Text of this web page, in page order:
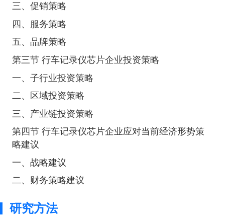
三、促销策略
四、服务策略
五、品牌策略
第三节 行车记录仪芯片企业投资策略
一、子行业投资策略
二、区域投资策略
三、产业链投资策略
第四节 行车记录仪芯片企业应对当前经济形势策
略建议
一、战略建议
二、财务策略建议
研究方法